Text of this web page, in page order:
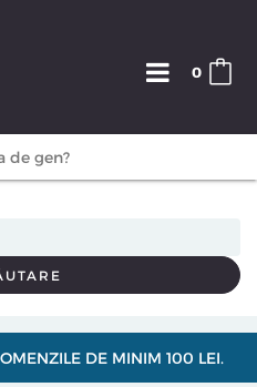
0
de gen?
DE MINIM 100 LEI.